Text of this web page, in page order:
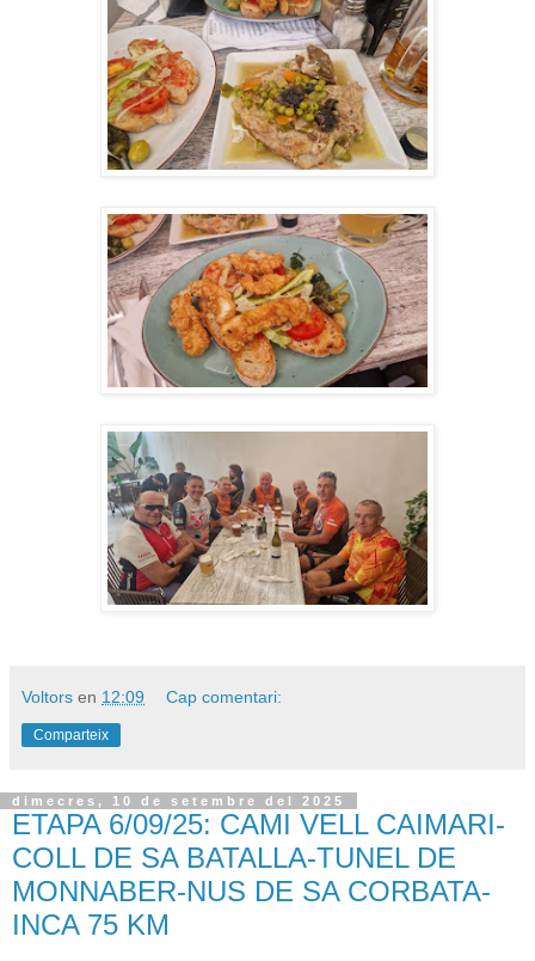
Voltors en 12:09 Cap comentari:
Comparteix
dimecres, 10 de setembre del 2025
ETAPA 6/09/25: CAMI VELL CAIMARI-
COLL DE SA BATALLA-TUNEL DE
MONNABER-NUS DE SA CORBATA-
INCA 75 KM